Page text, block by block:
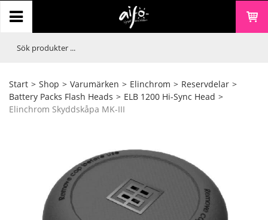
Start > Shop > Varumärken > Elinchrom > Reservdelar >
Battery Packs Flash Heads > ELB 1200 Hi-Sync Head >
Elinchrom Skyddskåpa MK-III